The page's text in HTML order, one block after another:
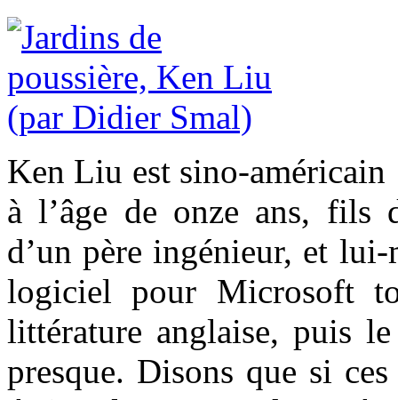
Ken Liu est sino-
à l’âge de onze ans, fils
d’un père ingénieur, et
logiciel pour Microsoft
littérature anglaise, puis
presque. Disons que si